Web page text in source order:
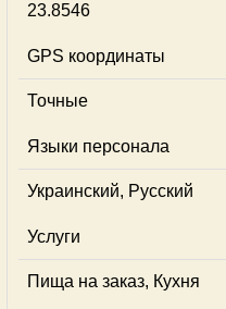
23.8546
GPS координаты
Точные
Языки персонала
Украинский, Русский
Услуги
Пища на заказ, Кухня